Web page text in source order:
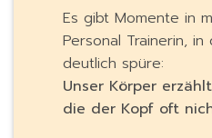
Es gibt Momente in
Personal Trainerin,
deutlich spüre:
Unser Körper
die der Kopf oft